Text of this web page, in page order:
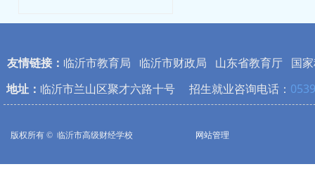
地址： 临沂市兰山区聚才六路十号 招生就业咨询电话：
友情链接： 临沂市教育局 临沂市财政局 山东省教育厅 国
版权所有 © 临沂市高级财经学校 网站管理